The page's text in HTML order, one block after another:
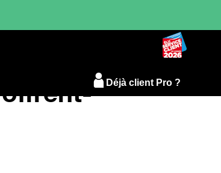
Déjà client Pro ?